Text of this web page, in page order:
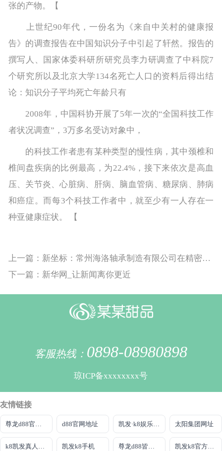
张的产物。【
上世纪90年代，一份名为《来自中关村的健康报
告》的调查报告在中国知识分子中引起了轩然。报告的
撰写人、国家体委科研所研究员李力研调查了中科院7
个研究所以及北京大学134名死亡人口的资料后得出结
论：知识分子平均死亡年龄只有
2008年，中国科协开展了5年一次的“全国科技工作
者状况调查”，3万多名受访对象中，
的科技工作者患有某种类型的慢性病，其中颈椎和
椎间盘疾病的比例最高，为22.4%，接下来依次是高血
压、关节炎、心脏病、肝病、脑血管病、糖尿病、肺病
和癌症。而每3个科技工作者中，就至少有一人存在一
种亚健康症状。 【
上一篇：新坐标：常州海洛轴承制造有限公司在精密轴承市场的崛起与前景
下一篇：新华网_让新闻离你更近
客服热线： 0898-08980898
琼ICP备xxxxxxxx号
友情链接
尊龙d88官网AG发财网不错 d88官网地址 凯发·k8娱乐官网 太阳集团网址
k8凯发真人娱乐手机首页 凯发k8手机 尊龙d88皆选ag发财网 凯发k8官方旗舰厅